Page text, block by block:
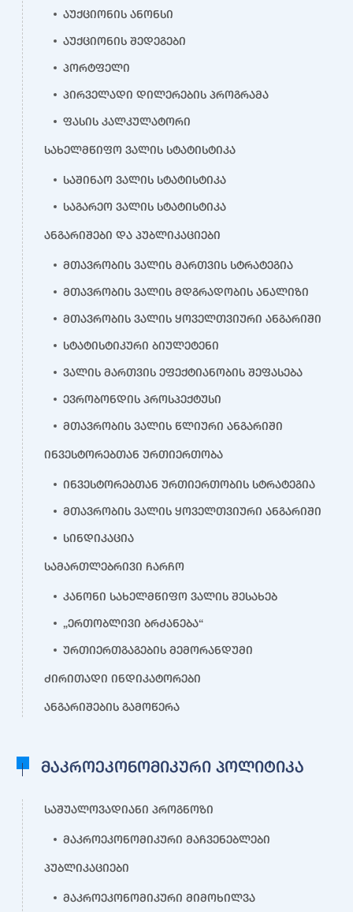
აუქციონის ანონსი
აუქციონის შედეგები
პორტფელი
პირველადი დილერების პროგრამა
ფასის კალკულატორი
სახელმწიფო ვალის სტატისტიკა
საშინაო ვალის სტატისტიკა
საგარეო ვალის სტატისტიკა
ანგარიშები და პუბლიკაციები
მთავრობის ვალის მართვის სტრატეგია
მთავრობის ვალის მდგრადობის ანალიზი
მთავრობის ვალის ყოველთვიური ანგარიში
სტატისტიკური ბიულეტენი
ვალის მართვის ეფექტიანობის შეფასება
ევრობონდის პროსპექტუსი
მთავრობის ვალის წლიური ანგარიში
ინვესტორებთან ურთიერთობა
ინვესტორებთან ურთიერთობის სტრატეგია
მთავრობის ვალის ყოველთვიური ანგარიში
სინდიკაცია
სამართლებრივი ჩარჩო
კანონი სახელმწიფო ვალის შესახებ
„ერთობლივი ბრძანება“
ურთიერთგაგების მემორანდუმი
ძირითადი ინდიკატორები
ანგარიშების გამოწერა
მაკროეკონომიკური პოლიტიკა
საშუალოვადიანი პროგნოზი
მაკროეკონომიკური მაჩვენებლები
პუბლიკაციები
მაკროეკონომიკური მიმოხილვა